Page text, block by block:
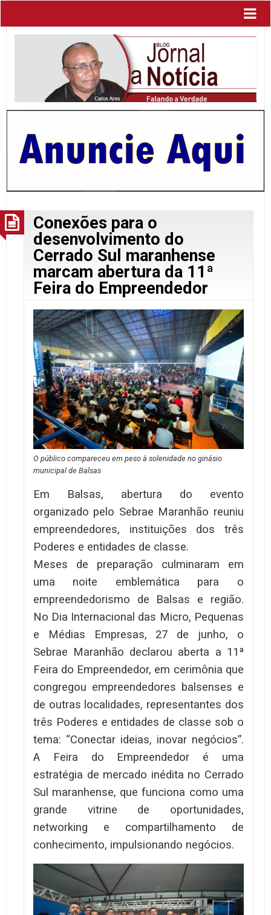
Conexões para o
desenvolvimento do
Cerrado Sul maranhense
marcam abertura da 11ª
Feira do Empreendedor
O público compareceu em peso à solenidade no ginásio
municipal de Balsas
Em Balsas, abertura do evento
organizado pelo Sebrae Maranhão reuniu
empreendedores, instituições dos três
Poderes e entidades de classe.
Meses de preparação culminaram em
uma noite emblemática para o
empreendedorismo de Balsas e região.
No Dia Internacional das Micro, Pequenas
e Médias Empresas, 27 de junho, o
Sebrae Maranhão declarou aberta a 11ª
Feira do Empreendedor, em cerimônia que
congregou empreendedores balsenses e
de outras localidades, representantes dos
três Poderes e entidades de classe sob o
tema: “Conectar ideias, inovar negócios”.
A Feira do Empreendedor é uma
estratégia de mercado inédita no Cerrado
Sul maranhense, que funciona como uma
grande vitrine de oportunidades,
networking e compartilhamento de
conhecimento, impulsionando negócios.